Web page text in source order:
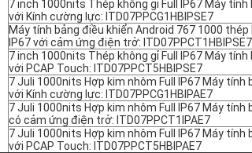
7 inch 1000nits Thép không gỉ Full IP67 Máy tính
với Kính cường lực: ITD07PPCG1HBIPSE7
Máy tính bảng điều khiển Android 767 1000 thép
IP67 với cảm ứng điện trở: ITD07PPCT1HBIPSE7
7 inch 1000nits Thép không gỉ Full IP67 Máy tính
với PCAP Touch: ITD07PPCT5HBIPSE7
7 Juli 1000nits Hợp kim nhôm Full IP67 Máy tính
với Kính cường lực: ITD07PPCG1HBIPAE7
7 Juli 1000nits Hợp kim nhôm Full IP67 Máy tính
có cảm ứng điện trở: ITD07PPCT1IPAE7
7 Juli 1000nits Hợp kim nhôm Full IP67 Máy tính
với PCAP Touch: ITD07PPCT5HBIPAE7